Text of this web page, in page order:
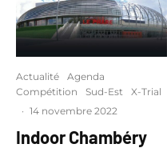
Actualité
Agenda
Compétition
Sud-Est
X-Trial
· 14 novembre 2022
Indoor Chambéry